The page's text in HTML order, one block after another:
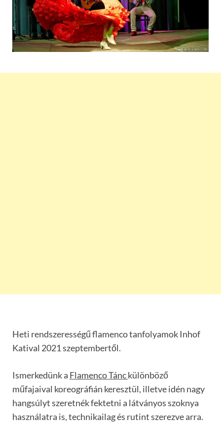
Heti rendszerességű flamenco tanfolyamok Inhof
Katival 2021 szeptembertől.
Ismerkedünk a Flamenco Tánckülönböző
műfajaival koreográfián keresztül, illetve idén nagy
hangsúlyt szeretnék fektetni a látványos szoknya
használatra is, technikailag és rutint szerezve arra.